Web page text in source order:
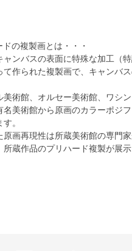
の複製画とは・・・
ャンバスの表面に特殊な加工（
て作られた複製画で、キャンバ
美術館、オルセー美術館、ワシ
名美術館から原画のカラーポジ
。
原画再現性は所蔵美術館の専門
所蔵作品のプリハード複製が展示